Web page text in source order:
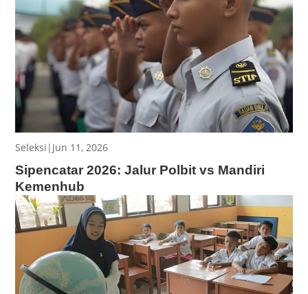
Sipencatar 2026: Jalur Polbit vs Mandiri
Kemenhub
Jun 11, 2026
|
Seleksi